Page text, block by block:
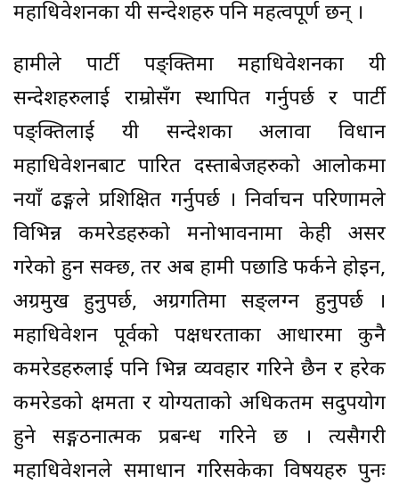
महाधिवेशनका यी सन्देशहरु पनि महत्वपूर्ण छन् ।
हामीले पार्टी पङ्क्तिमा महाधिवेशनका यी
सन्देशहरुलाई राम्रोसँग स्थापित गर्नुपर्छ र पार्टी
पङ्क्तिलाई यी सन्देशका अलावा विधान
महाधिवेशनबाट पारित दस्ताबेजहरुको आलोकमा
नयाँ ढङ्गले प्रशिक्षित गर्नुपर्छ । निर्वाचन परिणामले
विभिन्न कमरेडहरुको मनोभावनामा केही असर
गरेको हुन सक्छ, तर अब हामी पछाडि फर्कने होइन,
अग्रमुख हुनुपर्छ, अग्रगतिमा सङ्लग्न हुनुपर्छ ।
महाधिवेशन पूर्वको पक्षधरताका आधारमा कुनै
कमरेडहरुलाई पनि भिन्न व्यवहार गरिने छैन र हरेक
कमरेडको क्षमता र योग्यताको अधिकतम सदुपयोग
हुने सङ्गठनात्मक प्रबन्ध गरिने छ । त्यसैगरी
महाधिवेशनले समाधान गरिसकेका विषयहरु पुनः